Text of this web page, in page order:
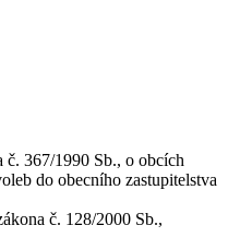
č. 367/1990 Sb., o obcích
do obecního zastupitelstva
č. 128/2000 Sb.,